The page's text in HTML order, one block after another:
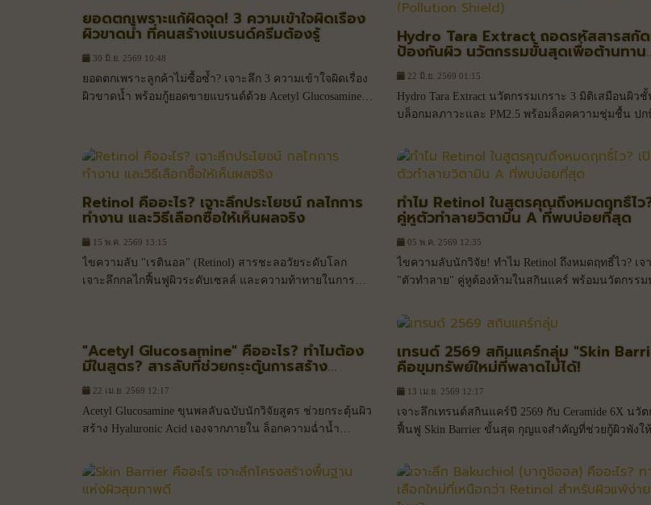
ยอดตกเพราะแก้ผิดจุด! 3 ความเข้าใจผิดเรื่อง
ผิวขาดน้ำ ที่คนสร้างแบรนด์ครีมต้องรู้
30 มิ.ย. 2569 10:48
ยอดตกเพราะลูกค้าไม่ซื้อซ้ำ? เจาะลึก 3 ความเข้าใจผิดเรื่อง
ผิวขาดน้ำ พร้อมกู้ยอดขายแบรนด์ด้วย Acetyl Glucosamine
Hydro Tara Extract ถอดรหัสสารสกัด
ป้องกันผิว นวัตกรรมขั้นสุดเพื่อต้านทาน
มลภาวะ (Pollution Shield)
22 มิ.ย. 2569 01:15
Hydro Tara Extract นวัตกรรมเกราะ 3 มิติเสมือนผิว
บล็อกมลภาวะและ PM2.5 พร้อมล็อคความชุ่มชื้น ปก
Retinol คืออะไร? เจาะลึกประโยชน์ กลไกการ
ทำงาน และวิธีเลือกซื้อให้เห็นผลจริง
15 พ.ค. 2569 13:15
ไขความลับ "เรตินอล" (Retinol) สารชะลอวัยระดับโลก
เจาะลึกกลไกฟื้นฟูผิวระดับเซลล์ และความท้าทายในการ
ทำไม Retinol ในสูตรคุณถึงหมดฤทธิ์ไว
คู่หูตัวทำลายวิตามิน A ที่พบบ่อยที่สุด
05 พ.ค. 2569 12:35
ไขความลับนักวิจัย! ทำไม Retinol ถึงหมดฤทธิ์ไว? เจ
"ตัวทำลาย" คู่หูต้องห้ามในสกินแคร์ พร้อมนวัตกรรม
"Acetyl Glucosamine" คืออะไร? ทำไมต้อง
มีในสูตร? สารลับที่ช่วยกระตุ้นการสร้าง
Hyaluronic Acid ให้ผิวอิ่มน้ำนาน
22 เม.ย. 2569 12:17
Acetyl Glucosamine ขุนพลลับฉบับนักวิจัยสูตร ช่วยกระตุ้นผิว
สร้าง Hyaluronic Acid เองจากภายใน ล็อกความฉ่ำน้ำ
ระจ่างใสที่แท้จริง
เทรนด์ 2569 สกินแคร์กลุ่ม "Skin
คือขุมทรัพย์ใหม่ที่พลาดไม่ได้!
13 เม.ย. 2569 12:17
เจาะลึกเทรนด์สกินแคร์ปี 2569 กับ Ceramide 6X นวั
ฟื้นฟู Skin Barrier ขั้นสุด กุญแจสำคัญที่ช่วยกู้ผิวพังให้